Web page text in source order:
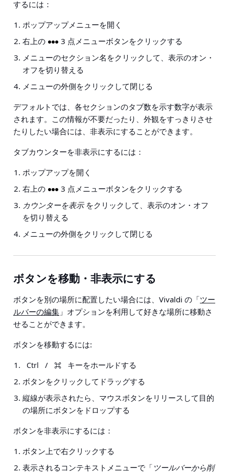
するには：
ポップアップメニューを開く
右上の
3 点メニューボタンをクリックする
メニューのセクション名をクリックして、表示のオン・
オフを切り替える
メニューの外側をクリックして閉じる
デフォルトでは、各セクションのタブ数を示す数字が表示
されます。この情報が不要だったり、外観をすっきりさせ
たりしたい場合には、非表示にすることができます。
タブカウンターを非表示にするには：
ポップアップを開く
右上の
3 点メニューボタンをクリックする
カウンターを表示をクリックして、表示のオン・オフ
を切り替える
メニューの外側をクリックして閉じる
ボタンを移動・非表示にする
ボタンを別の場所に配置したい場合には、Vivaldi の「ツー
ルバーの編集 」オプションを利用して好きな場所に移動さ
せることができます。
ボタンを移動するには:
Ctrl / ⌘
キーをホールドする
ボタンをクリックしてドラッグする
縦線が表示されたら、マウスボタンをリリースして目的
の場所にボタンをドロップする
ボタンを非表示にするには：
ボタン上で右クリックする
表示されるコンテキストメニューで「 ツールバーから削